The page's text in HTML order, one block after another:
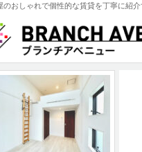
のおしゃれで個性的な賃貸を丁寧に紹